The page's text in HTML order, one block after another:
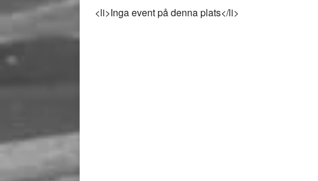
<li>Inga event på denna plats</li>